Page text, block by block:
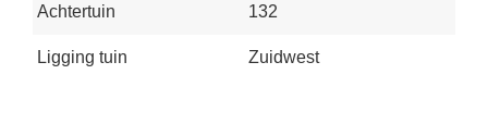
Achtertuin 132
Ligging tuin Zuidwest